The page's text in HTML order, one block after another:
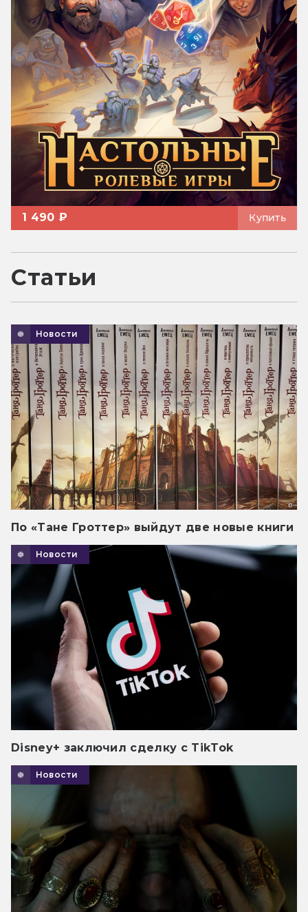
1 490 ₽ Купить
Статьи
Новости
По «Тане Гроттер» выйдут две новые книги
Новости
Disney+ заключил сделку с TikTok
Новости